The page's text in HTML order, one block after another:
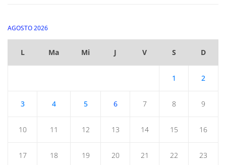
AGOSTO 2026
L Ma Mi J V S D
1 2
3 4 5 6 7 8 9
10 11 12 13 14 15 16
17 18 19 20 21 22 23